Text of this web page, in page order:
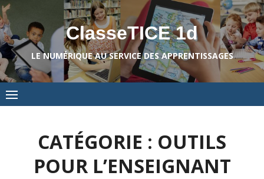
Skip
to
content
ClasseTICE 1d
LE NUMÉRIQUE AU SERVICE DES APPRENTISSAGES
CATÉGORIE : OUTILS
POUR L’ENSEIGNANT